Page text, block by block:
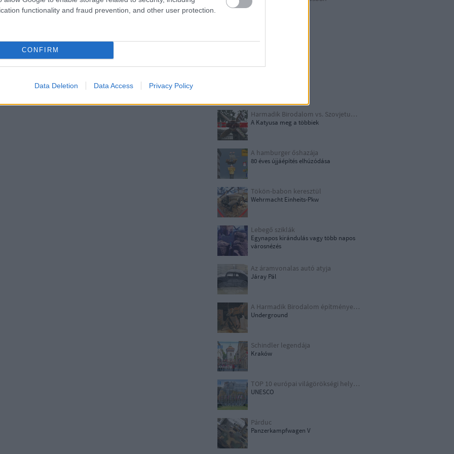
functionality and fraud prevention, and other user protection.
CONFIRM
Data Deletion Data Access Privacy Policy
Berlin külső
Harmadik Birodalom vs. Szovjetunió
A Katyusa meg a többiek
A hamburger őshazája
80 éves újjáépítés elhúzódása
Tökön-babon keresztül
Wehrmacht Einheits-Pkw
Lebegő sziklák
Egynapos kirándulás vagy több napos
városnézés
Az áramvonalas autó atyja
Járay Pál
A Harmadik Birodalom építményei X.
Underground
Schindler legendája
Kraków
TOP 10 európai világörökségi helyszín
UNESCO
Párduc
Panzerkampfwagen V